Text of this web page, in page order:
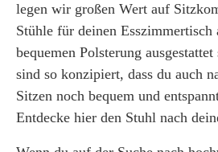
legen wir großen Wert auf
Stühle für deinen
bequemen Polsterung
sind so konzipiert, dass du auch
Sitzen noch bequem und
Entdecke hier den Stuhl nach